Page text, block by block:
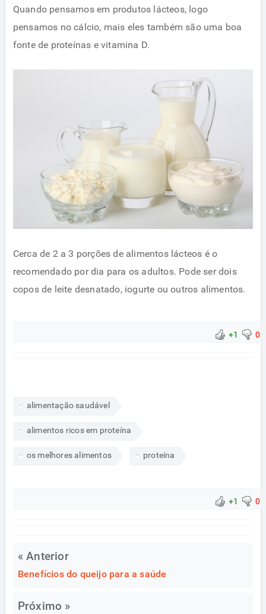
Quando pensamos em produtos lácteos, logo
pensamos no cálcio, mais eles também são uma boa
fonte de proteínas e vitamina D.
Cerca de 2 a 3 porções de alimentos lácteos é o
recomendado por dia para os adultos. Pode ser dois
copos de leite desnatado, iogurte ou outros alimentos.
+1 0
alimentação saudável
alimentos ricos em proteína
os melhores alimentos proteína
+1 0
« Anterior
Benefícios do queijo para a saúde
Próximo »